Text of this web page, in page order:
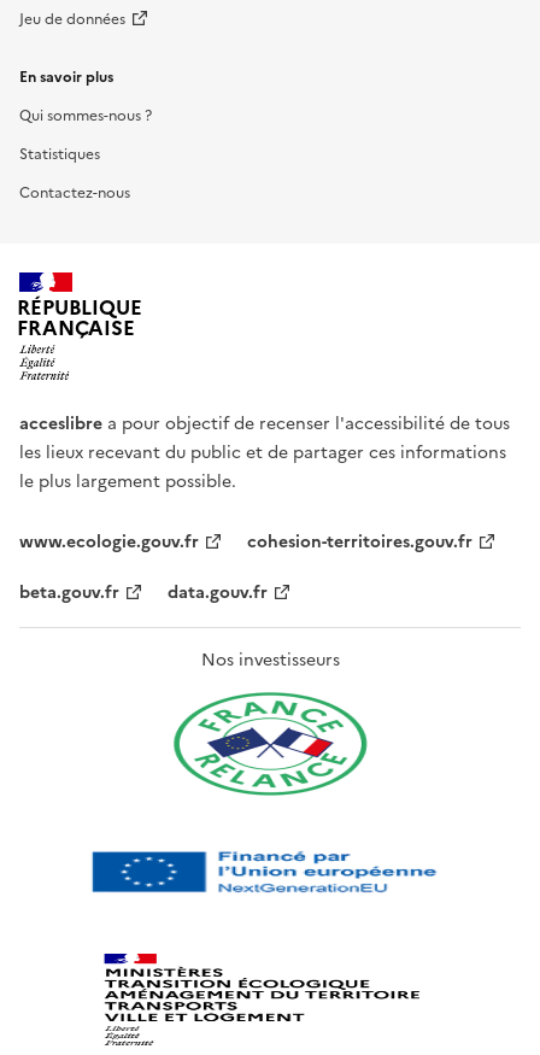
Jeu de données
En savoir plus
Qui sommes-nous ?
Statistiques
Contactez-nous
RÉPUBLIQUE
FRANÇAISE
acceslibre a pour objectif de recenser l'accessibilité de tous
les lieux recevant du public et de partager ces informations
le plus largement possible.
www.ecologie.gouv.fr
cohesion-territoires.gouv.fr
beta.gouv.fr
data.gouv.fr
Nos investisseurs